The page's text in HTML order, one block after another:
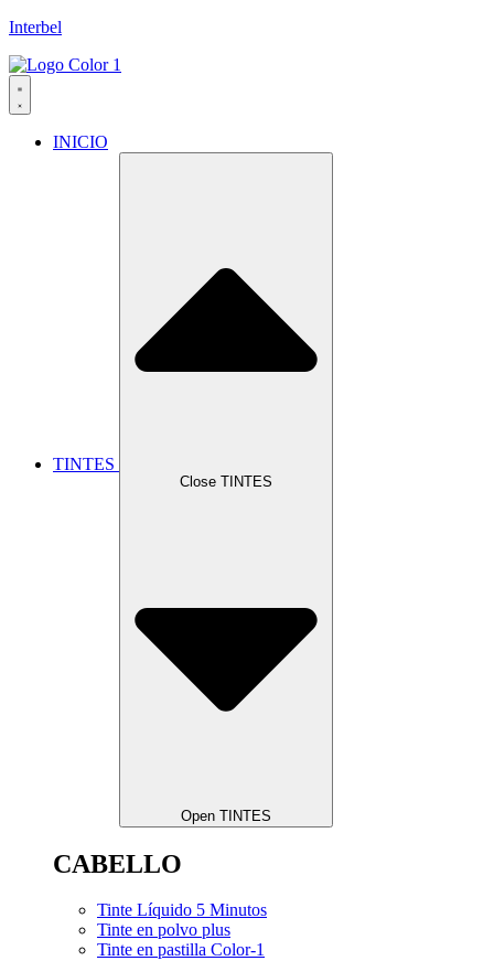
Interbel
INICIO
TINTES
Close TINTES
Open TINTES
CABELLO
Tinte Líquido 5 Minutos
Tinte en polvo plus
Tinte en pastilla Color-1